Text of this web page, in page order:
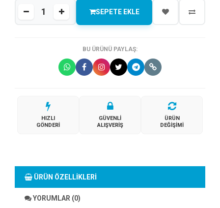
SEPETE EKLE
BU ÜRÜNÜ PAYLAŞ:
HIZLI
GÖNDERI
GÜVENLI
ALIŞVERIŞ
ÜRÜN
DEĞIŞIMI
ÜRÜN ÖZELLIKLERI
YORUMLAR (0)